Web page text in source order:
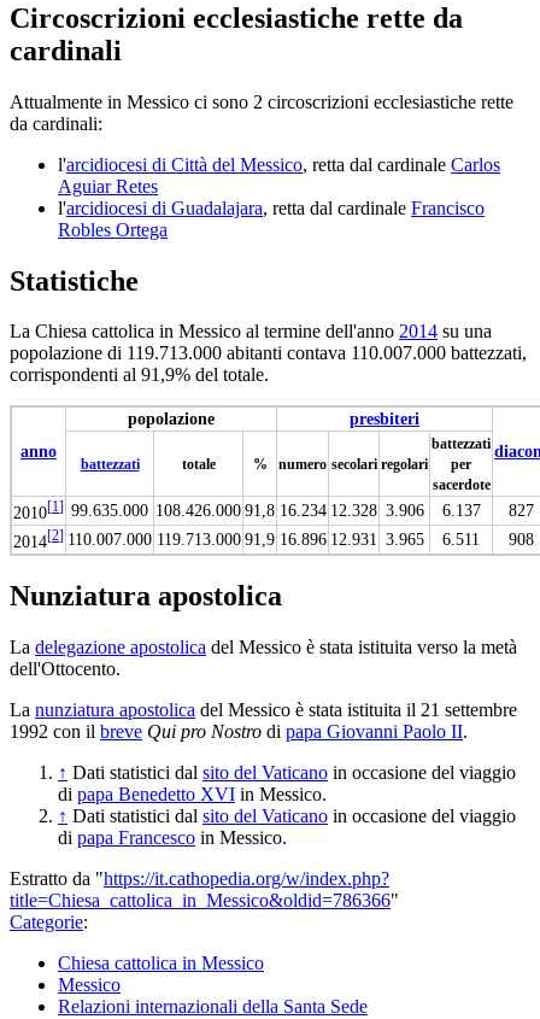
Circoscrizioni ecclesiastiche rette da
cardinali
Attualmente in Messico ci sono 2 circoscrizioni ecclesiastiche rette
da cardinali:
l'arcidiocesi di Città del Messico, retta dal cardinale Carlos
Aguiar Retes
l'arcidiocesi di Guadalajara, retta dal cardinale Francisco
Robles Ortega
Statistiche
La Chiesa cattolica in Messico al termine dell'anno 2014 su una
popolazione di 119.713.000 abitanti contava 110.007.000 battezzati,
corrispondenti al 91,9% del totale.
anno
popolazione
presbiteri
battezzati totale % numero secolari regolari
battezzati
per
sacerdote
2010[1] 99.635.000 108.426.00091,8 16.234 12.328 3.906 6.137
827
2014[2] 110.007.000 119.713.000 91,9 16.896 12.931 3.965 6.511 908
Nunziatura apostolica
La delegazione apostolica del Messico è stata istituita verso la metà
dell'Ottocento.
La nunziatura apostolica del Messico è stata istituita il 21 settembre
1992 con il breve Qui pro Nostro di papa Giovanni Paolo II.
↑ Dati statistici dal sito del Vaticano in occasione del viaggio
di papa Benedetto XVI in Messico.
↑ Dati statistici dal sito del Vaticano in occasione del viaggio
di papa Francesco in Messico.
Estratto da "https://it.cathopedia.org/w/index.php?
title=Chiesa_cattolica_in_Messico&oldid=786366"
Categorie:
Chiesa cattolica in Messico
Messico
Relazioni internazionali della Santa Sede